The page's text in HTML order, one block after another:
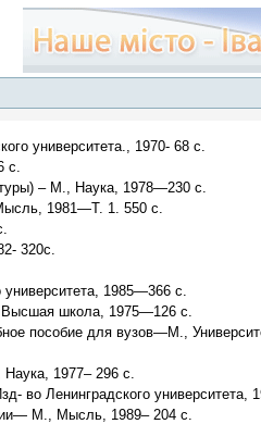
университета., 1970- 68 с.
с.
– М., Наука, 1978—230 с.
1981—Т. 1. 550 с.
320с.
1985—366 с.
школа, 1975—126 с.
пособие для вузов—М.,
1977– 296 с.
Ленинградского университета,
М., Мысль, 1989– 204 с.